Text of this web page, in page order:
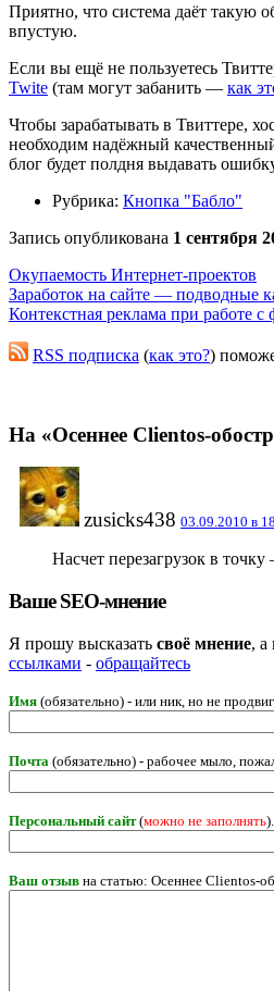
Приятно, что система даёт такую
впустую.
Если вы ещё не пользуетесь
Twite (там могут забанить — как
Чтобы зарабатывать в Твиттере,
необходим надёжный
блог будет полдня выдавать
Рубрика: Кнопка "Бабло"
Запись опубликована 1 сентября
Окупаемость Интернет-проектов
Заработок на сайте — подводные
Контекстная реклама при работе
RSS подписка (как это?)
На «Осеннее Clientos-
zusicks438 03.09.2010 в
Насчет перезагрузок в
Ваше SEO-мнение
Я прошу высказать своё мнение, а
ссылками - обращайтесь
Имя (обязательно) - или ник, но не
Почта (обязательно) - рабочее мыло,
Персональный сайт(можно не заполнять
Ваш отзыв на статью: Осеннее Clientos-